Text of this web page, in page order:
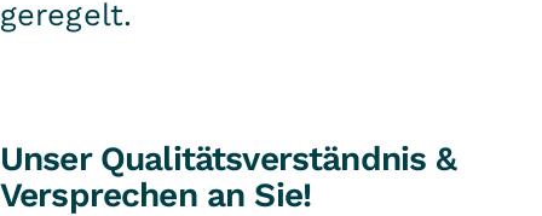
geregelt.
Unser Qualitätsverständnis &
Versprechen an Sie!